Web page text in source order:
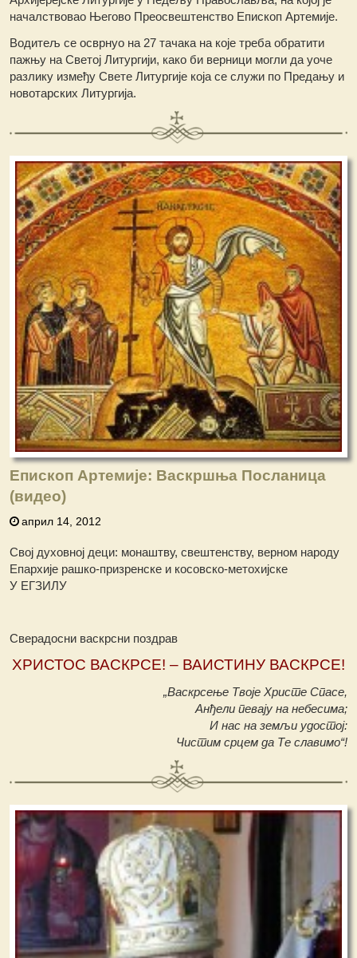
началствовао Његово Преосвештенство Епископ Артемије.
Водитељ се осврнуо на 27 тачака на које треба обратити
пажњу на Светој Литургији, како би верници могли да уоче
разлику између Свете Литургије која се служи по Предању и
новотарских Литургија.
Епископ Артемије: Васкршња Посланица
(видео)
април 14, 2012
Свој духовној деци: монаштву, свештенству, верном народу
Епархије рашко-призренске и косовско-метохијске
У ЕГЗИЛУ
Сверадосни васкрсни поздрав
ХРИСТОС ВАСКРСЕ! – ВАИСТИНУ ВАСКРСЕ!
„Васкрсење Твоје Христе Спасе,
Анђели певају на небесима;
И нас на земљи удостој:
Чистим срцем да Те славимо“!